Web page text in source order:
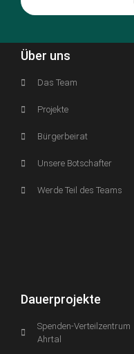
Über uns
Das Team
Projekte
Bürgerbeirat
Unsere Botschafter
Werde Teil des Teams
Dauerprojekte
Spenden-Verteilzentrum
Ahrtal